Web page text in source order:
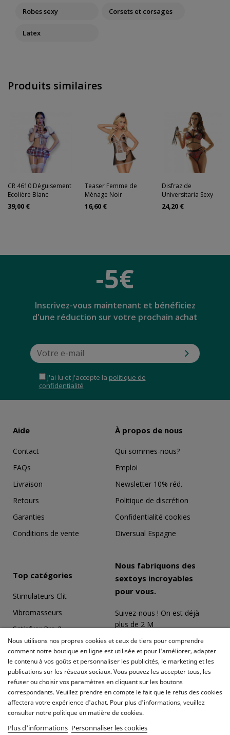
Robes sexy Corsets et corsages
Latex
Produits similaires
CR 4610 Déguisement
Ecolière Blanc
39,00 €
Teaser Femme de
Ménage Noir
16,60 €
Disfraz de
Universitaria Sexy
24,20 €
-5€
Inscrivez-vous maintenant et bénéficiez
d'une réduction sur votre prochain achat
J'ai lu et j'accepte la politique de
confidentialité
Aide
Contact
FAQs
Livraison
Retours
Garanties
Conditions de vente
À propos de nous
Qui sommes-nous?
Emploi
Newsletter 10% réd.
Politique de discrétion
Confidentialité cookies
Diversual Espagne
Top catégories
Stimulateurs Clit
Vibromasseurs
Satisfyer Pro 2
Coffrets Érotiques
Masturbateurs
Meilleures ventes
Nous fabriquons des
sextoys incroyables
pour vous.
Suivez-nous ! On est déjà
plus de 2 M
Nous utilisons nos propres cookies et ceux de tiers pour comprendre
comment notre boutique en ligne est utilisée et pour l'améliorer, adapter
le contenu à vos goûts et personnaliser les publicités, le marketing et les
publications sur les réseaux sociaux. Vous pouvez les accepter tous, les
refuser ou choisir vos paramètres en cliquant sur les boutons
correspondants. Veuillez prendre en compte le fait que le refus des cookies
affectera votre expérience d'achat. Pour plus d'informations, veuillez
consulter notre politique en matière de cookies.
Plus d'informations Personnaliser les cookies